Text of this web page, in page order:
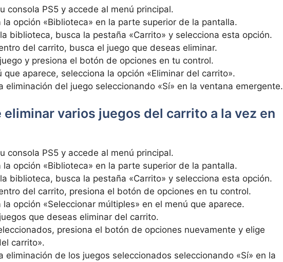
consola PS5 y accede al menú principal.
la opción «Biblioteca»⁢ en ⁣la parte superior ⁤de la‍ pantalla.
biblioteca, busca la​ pestaña «Carrito» y⁣ selecciona esta opción.
del carrito, busca el juego que⁣ deseas eliminar.
‍y⁢ presiona el botón ‍de⁤ opciones ‍en tu control.
que aparece,‍ selecciona la opción «Eliminar del carrito».
eliminación⁣ del juego seleccionando «Sí» en la​ ventana emergente.
eliminar varios​ juegos del carrito a la vez en
consola PS5 y accede al menú principal.
la opción «Biblioteca» ​en​ la ⁢parte superior de la pantalla.
biblioteca, busca la pestaña «Carrito» y selecciona esta‍ opción.
del carrito, presiona el botón de opciones en tu‌ control.
la‍ opción «Seleccionar múltiples»⁢ en ‌el ⁢menú que aparece.
que deseas eliminar​ del carrito.
presiona el botón de opciones ⁣nuevamente y elige
carrito».
‌eliminación de los juegos seleccionados ​seleccionando «Sí» en la